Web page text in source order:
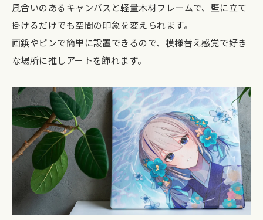
風合いのあるキャンバスと軽量木材フレームで、壁に立て
掛けるだけでも空間の印象を変えられます。
画鋲やピンで簡単に設置できるので、模様替え感覚で好き
な場所に推しアートを飾れます。